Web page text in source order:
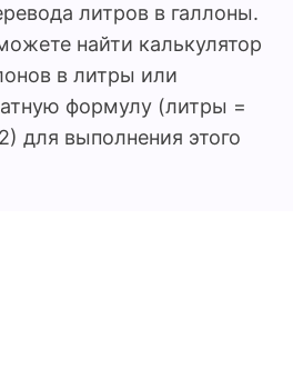
литров в галлоны.
найти калькулятор
в литры или
формулу (литры =
для выполнения этого